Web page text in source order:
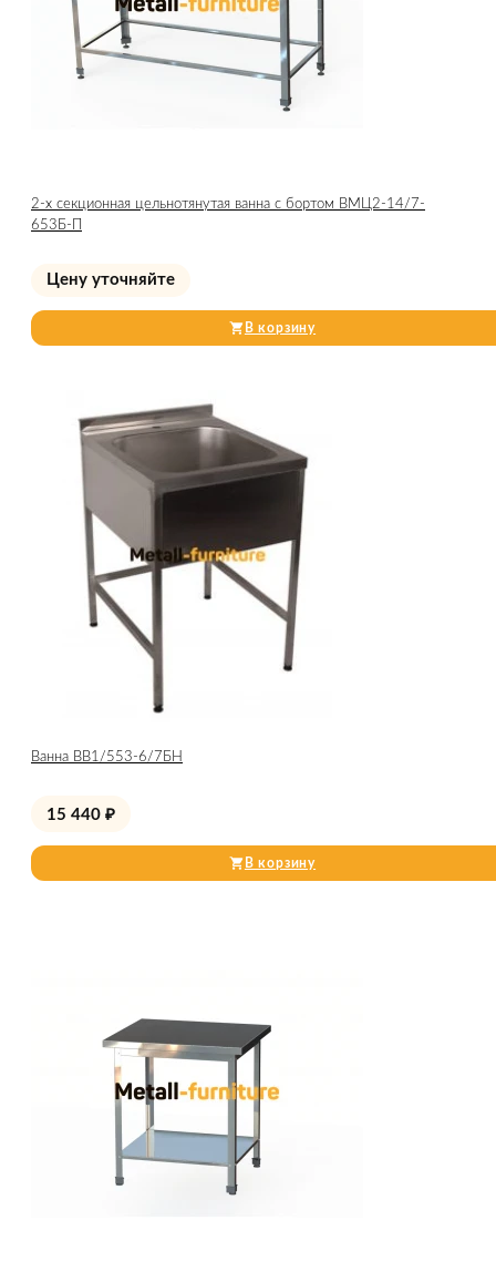
2-х секционная цельнотянутая ванна с бортом ВМЦ2-14/7-
653Б-П
Цену уточняйте
В корзину
Ванна ВВ1/553-6/7БН
15 440 ₽
В корзину